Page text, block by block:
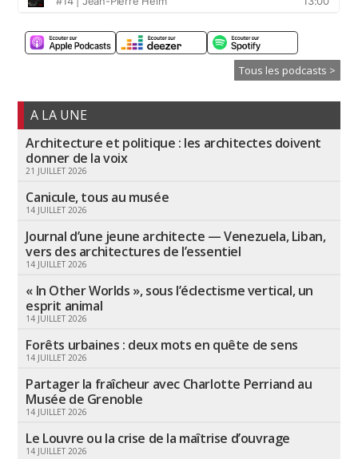
Tous les podcasts >
A LA UNE
Architecture et politique : les architectes doivent
donner de la voix
21 JUILLET 2026
Canicule, tous au musée
14 JUILLET 2026
Journal d’une jeune architecte — Venezuela, Liban,
vers des architectures de l’essentiel
14 JUILLET 2026
« In Other Worlds », sous l’éclectisme vertical, un
esprit animal
14 JUILLET 2026
Forêts urbaines : deux mots en quête de sens
14 JUILLET 2026
Partager la fraîcheur avec Charlotte Perriand au
Musée de Grenoble
14 JUILLET 2026
Le Louvre ou la crise de la maîtrise d’ouvrage
14 JUILLET 2026